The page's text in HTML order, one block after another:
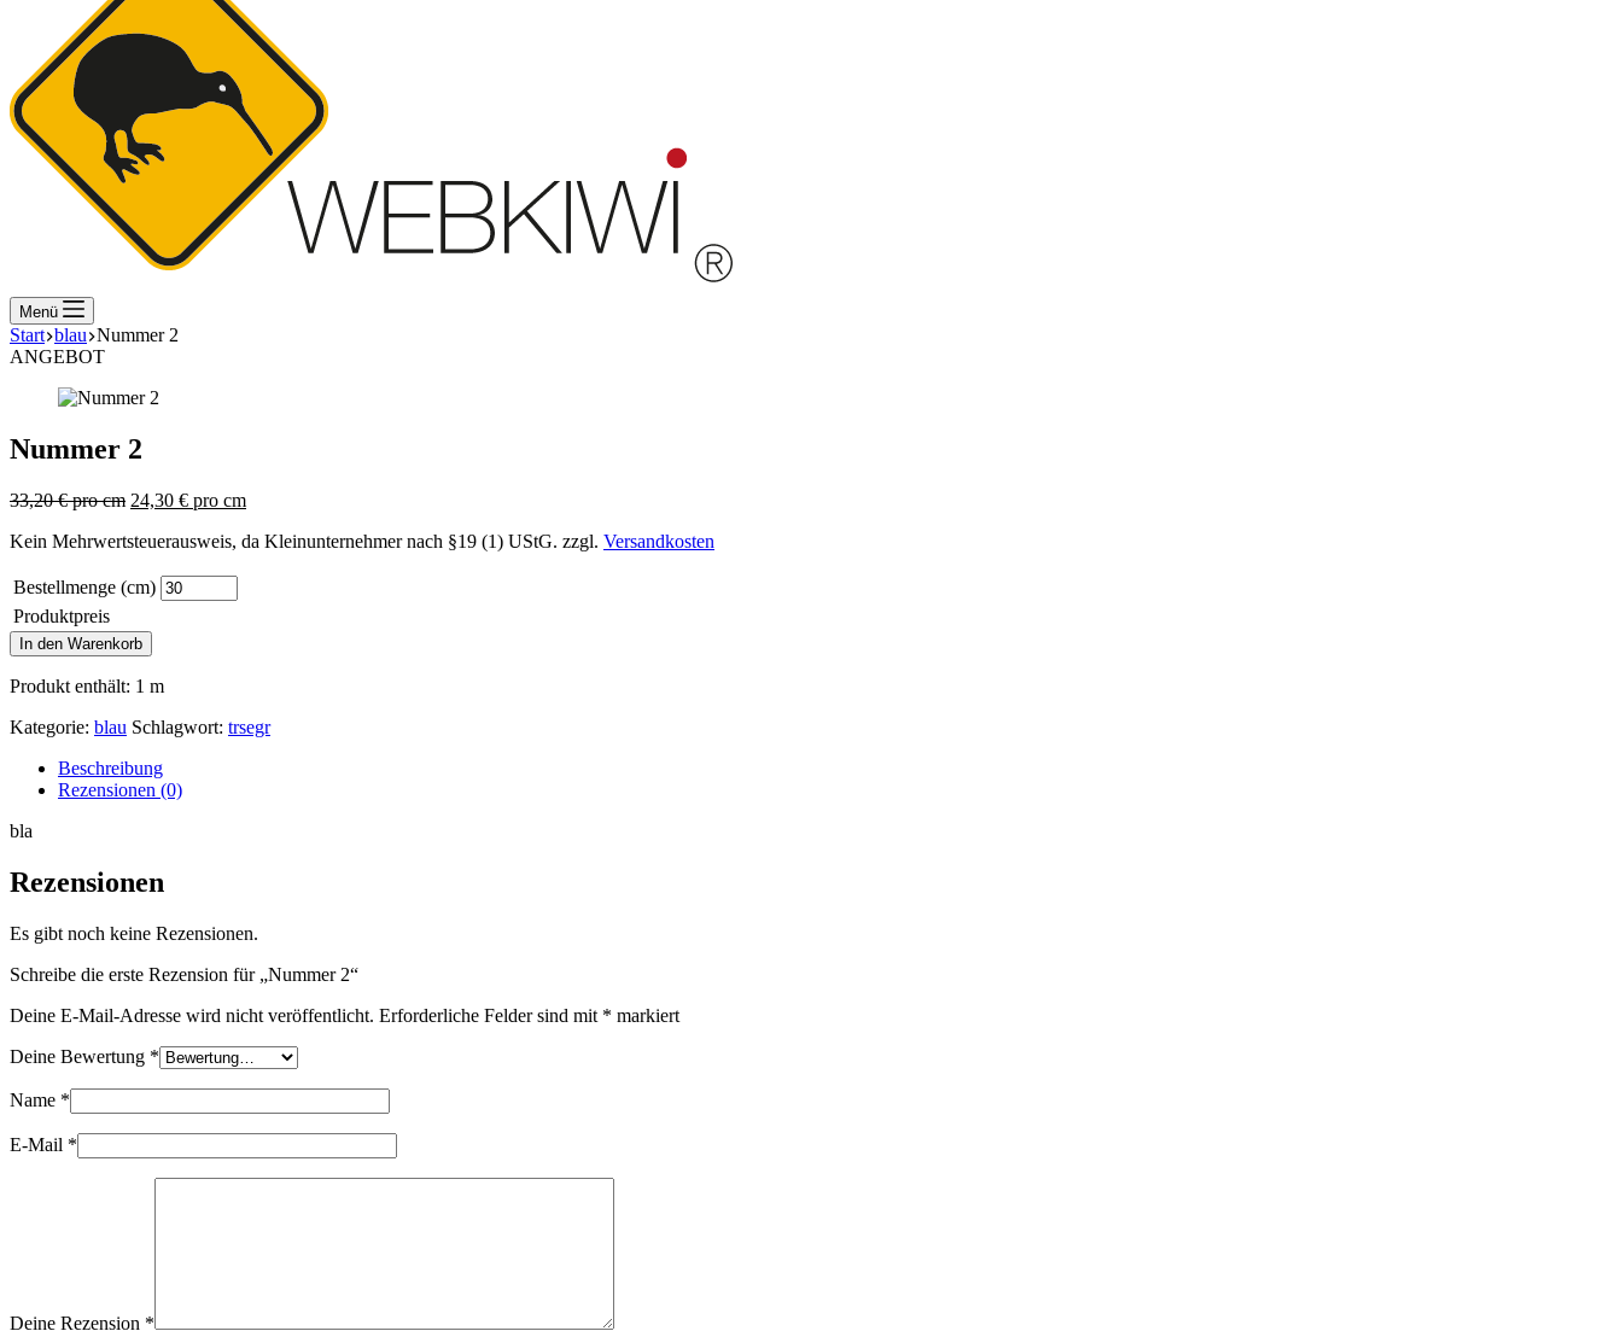
Menü
Start blau Nummer 2
ANGEBOT
Nummer 2
33,20€pro cm 24,30 € pro cm
Kein Mehrwertsteuerausweis, da Kleinunternehmer nach §19 (1) UStG. zzgl. Versandkosten
Bestellmenge (cm)
Produktpreis
Nummer
2
Menge
In den Warenkorb
Produkt enthält: 1 m
Kategorie: blau Schlagwort: trsegr
Beschreibung
Rezensionen (0)
bla
Rezensionen
Es gibt noch keine Rezensionen.
Schreibe die erste Rezension für „Nummer 2“
Deine E-Mail-Adresse wird nicht veröffentlicht. Erforderliche Felder sind mit * markiert
Deine Bewertung *
Name *
E-Mail *
Deine Rezension *